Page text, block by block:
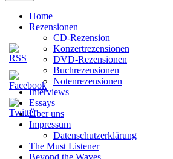
Home
Rezensionen
CD-Rezension
Konzertrezensionen
DVD-Rezensionen
Buchrezensionen
Notenrezensionen
Interviews
Essays
Über uns
Impressum
Datenschutzerklärung
The Must Listener
Beyond the Waves